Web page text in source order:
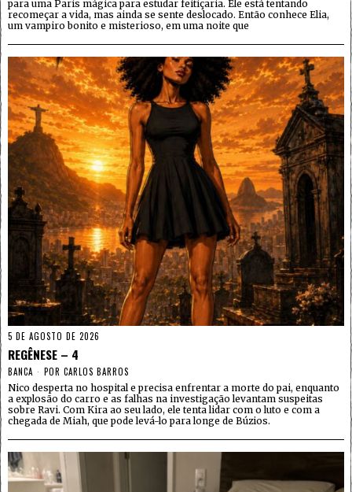
para uma Paris mágica para estudar feitiçaria. Ele está tentando
recomeçar a vida, mas ainda se sente deslocado. Então conhece Elia,
um vampiro bonito e misterioso, em uma noite que
5 DE AGOSTO DE 2026
REGÊNESE – 4
BANCA POR CARLOS BARROS
Nico desperta no hospital e precisa enfrentar a morte do pai, enquanto
a explosão do carro e as falhas na investigação levantam suspeitas
sobre Ravi. Com Kira ao seu lado, ele tenta lidar com o luto e com a
chegada de Miah, que pode levá-lo para longe de Búzios.